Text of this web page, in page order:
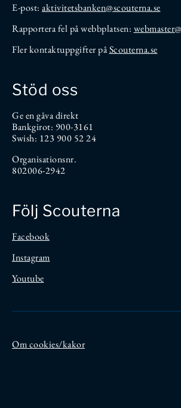
E-post: aktivitetsbanken@scouterna.se
Rapportera fel på webbplatsen:
Fler kontaktuppgifter påScouterna.se
Stöd oss
Ge en gåva direkt
Bankgirot: 900-3161
Swish: 123 900 52 24
Organisationsnr.
802006-2942
Följ Scouterna
Facebook
Instagram
Youtube
Om cookies/kakor